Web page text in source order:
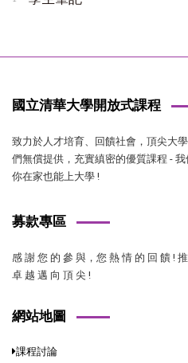
國立清華大學開放式課程
致力於人才培育、回饋社會，頂尖大
們無償提供，充實縝密的優質課程 -
你在家也能上大學 !
募款專區
感 謝 您 的 參 與，您 熱 情 的 回 饋 !
卓 越 邁 向 頂 尖 !
網站地圖
課程討論